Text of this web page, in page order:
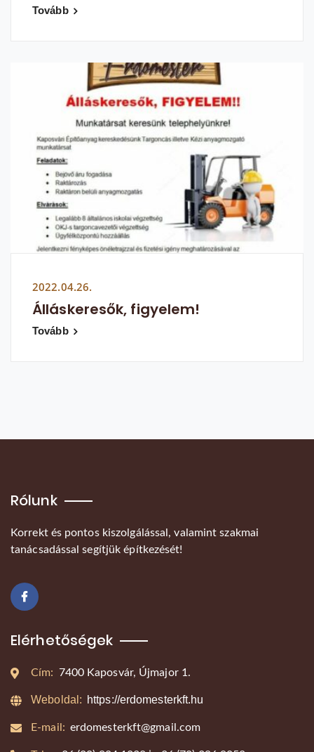
Tovább
2022.04.26.
Álláskeresők, figyelem!
Tovább
Rólunk
Korrekt és pontos kiszolgálással, valamint szakmai
tanácsadással segítjük építkezését!
Elérhetőségek
Cím: 7400 Kaposvár, Újmajor 1.
Weboldal: https://erdomesterkft.hu
E-mail: erdomesterkft@gmail.com